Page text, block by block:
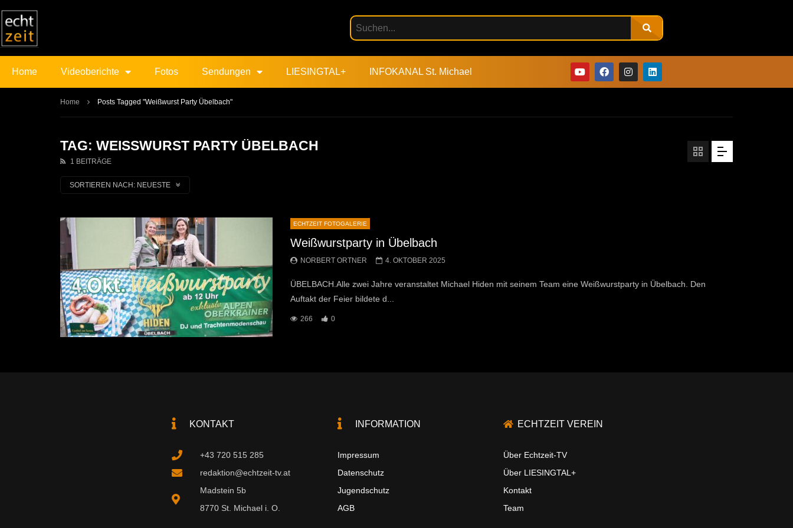
Home Videoberichte Fotos Sendungen LIESINGTAL+ INFOKANAL St. Michael
Home Posts Tagged "Weißwurst Party Übelbach"
TAG: WEISSWURST PARTY ÜBELBACH
1 BEITRÄGE
SORTIEREN NACH: NEUESTE
ECHTZEIT FOTOGALERIE
Weißwurstparty in Übelbach
NORBERT ORTNER 4. OKTOBER 2025
ÜBELBACH.Alle zwei Jahre veranstaltet Michael Hiden mit seinem Team eine Weißwurstparty in Übelbach. Den
Auftakt der Feier bildete d...
266 0
KONTAKT
+43 720 515 285
redaktion@echtzeit-tv.at
Madstein 5b
8770 St. Michael i. O.
INFORMATION
Impressum
Datenschutz
Jugendschutz
AGB
ECHTZEIT VEREIN
Über Echtzeit-TV
Über LIESINGTAL+
Kontakt
Team